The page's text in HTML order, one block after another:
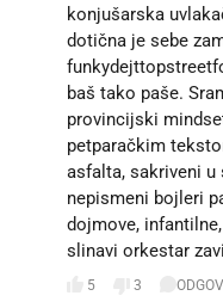
konjušarska
dotična je sebe
baš tako paše.
provincijski
petparačkim
asfalta, sakriveni
nepismeni bojleri
dojmove,
slinavi orkestar
5 3